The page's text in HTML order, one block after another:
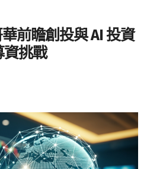
前瞻創投與 AI 投資
資挑戰